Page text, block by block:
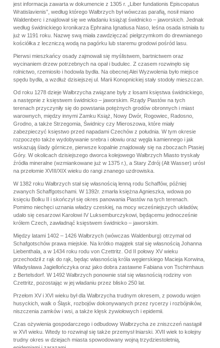
jest informacja zawarta w dokumencie z 1305 r. „Liber fundationis Episcopatus
Wratislavienis”, według którego Wałbrzych był wówczas parafią, nosił miano
Waldenberc i znajdował się we władaniu książąt świdnicko – jaworskich. Jednak
według świdnickiego kronikarza Ephraina Ignatiusa Naso, leśna osada istniała tu
już w 1191 roku. Nazwę swą miała zawdzięczać pielgrzymkom do drewnianego
kościółka z leczniczą wodą na pagórku lub staremu grodowi pośród lasu.
Pierwsi mieszkańcy osady zajmowali się myślistwem, bartnictwem oraz
wycinaniem drzew potrzebnych na opał i budulec. Z czasem rozwinęło się
rolnictwo, rzemiosło i hodowla bydła. Na obecnej Alei Wyzwolenia było miejsce
spędu bydła, a wzdłuż dzisiejszej ul. Marii Konopnickiej stały stodoły mieszczan.
Od roku 1278 dzieje Wałbrzycha związane były z losami księstwa świdnickiego,
a następnie z księstwem świdnicko – jaworskim. Rządy Piastów na tych
terenach przyczyniły się do powstania potężnych grodów obronnych i miast
warownych, między innymi Zamku Książ, Nowy Dwór, Rogowiec, Radosno,
Grodno, a także Strzegomia, Świdnicy czy Mieroszowa, które miały
zabezpieczyć księstwo przed napadami Czechów z południa. W tym okresie
rozpoczęto także wydobywanie srebra i ołowiu oraz węgla kamiennego i jak
wskazują ślady górnicze, pierwsze kopalnie znajdowały się na zboczach Ptasiej
Góry. W okolicach dzisiejszego dworca kolejowego Wałbrzych Miasto tryskały
źródła mineralne (wzmiankowane już w 1375 r.), a Stary Zdrój (Alt Wasser) urósł
na przełomie XVIII/XIX wieku do rangi znanego uzdrowiska.
W 1382 roku Wałbrzych stał się własnością lenną rodu Schaffów, później
zwanych Schaffgotschami. W 1392r. zmarła księżna Agnieszka, wdowa po
księciu Bolku II i skończył się okres panowania Piastów na tych terenach.
Pomimo niechęci uznania władzy czeskiej, na mocy wcześniejszych układów,
udało się cesarzowi Karolowi IV Luksemburczykowi, będącemu jednocześnie
królem Czech, zawładnąć księstwem świdnicko – jaworskim.
Między latami 1402 – 1426 Wałbrzych (wówczas Waldenburg) otrzymał od
Schafgotschów prawa miejskie. Na krótko majątek stał się własnością Johanna
Liebenthala, a w 1434 roku rodu von Czettritz. Od II połowy XV wieku
przechodził z rąk do rąk, będąc własnością króla węgierskiego Macieja Korwina,
Władysława Jagiellończyka oraz jako dobra zastawne Fabiana von Tschirnhaus
z Bertelsdorf. W 1492 Wałbrzych ponownie stał się własnością rodziny von
Czettritz, pozostając w jej władaniu przez blisko 250 lat.
Przełom XV i XVI wieku był dla Wałbrzycha trudnym okresem, z powodu wojen
husyckich, walk o Śląsk, rozbojów dokonywanych przez rycerzy i rozbójników,
niszczenia zamków i wsi, a także klęsk żywiołowych i epidemii.
Czas ożywienia gospodarczego i odbudowy Wałbrzycha ze zniszczeń nastąpił
w XVI wieku. Wtedy to rozwinął się także przemysł lniarski. XVII wiek to kolejny
trudny okres w dziejach miasta spowodowany wojną trzydziestoletnią,